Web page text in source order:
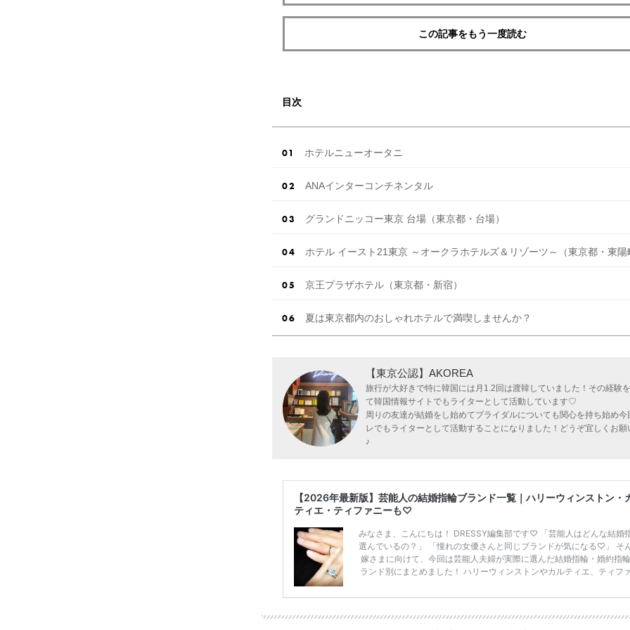
この記事をもう一度読む
目次
ホテルニューオータニ
ANAインターコンチネンタル
グランドニッコー東京 台場（東京都・台場）
ホテル イースト21東京 ～オークラホテルズ＆リゾーツ～（東京都・東陽
京王プラザホテル（東京都・新宿）
夏は東京都内のおしゃれホテルで満喫しませんか？
【東京公認】AKOREA
旅行が大好きで特に韓国には月1.2回は渡韓していました！その経験
て韓国情報サイトでもライターとして活動しています♡
周りの友達が結婚をし始めてブライダルについても関心を持ち始め今
レでもライターとして活動することになりました！どうぞ宜しくお願
♪
【2026年最新版】芸能人の結婚指輪ブランド一覧｜ハリーウィンストン・
ティエ・ティファニーも♡
みなさま、こんにちは！ DRESSY編集部です♡ 「芸能人はどんな結婚
選んでいるの？」 「憧れの女優さんと同じブランドが気になる♡」 そ
嫁さまに向けて、今回は芸能人夫婦が実際に選んだ結婚指輪・婚約指
ランド別にまとめました！ ハリーウィンストンやカルティエ、ティフ
ランドまで幅広くご紹介。 さらに、 ・愛用している芸能人夫婦 ・リン
す♡ 「芸能人の結婚指輪ってやっぱり高い？」 「手が届くブランド